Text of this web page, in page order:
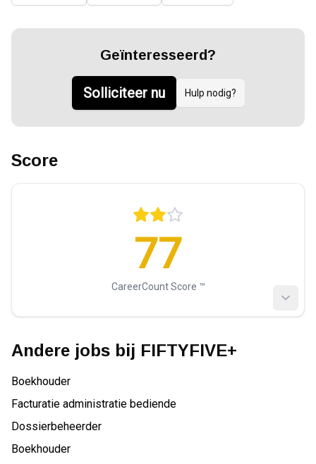
Geïnteresseerd?
Solliciteer nu Hulp nodig?
Score
77
CareerCount Score ™️
Andere jobs bij FIFTYFIVE+
Boekhouder
Facturatie administratie bediende
Dossierbeheerder
Boekhouder